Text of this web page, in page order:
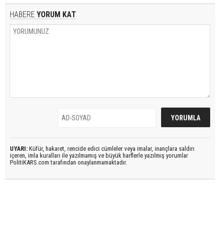
HABERE YORUM KAT
UYARI: Küfür, hakaret, rencide edici cümleler veya imalar, inançlara saldırı
içeren, imla kuralları ile yazılmamış ve büyük harflerle yazılmış yorumlar
PolitiKARS.com tarafından onaylanmamaktadır.